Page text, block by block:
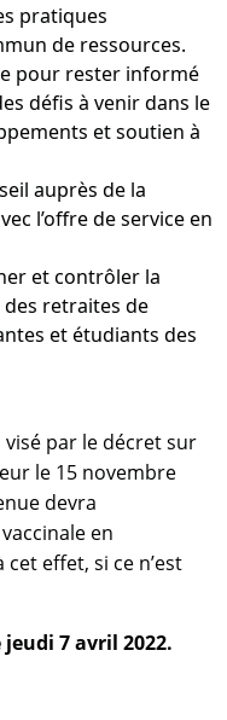
pratiques
de ressources.
pour rester informé
défis à venir dans le
et soutien à
auprès de la
l’offre de service en
et contrôler la
retraites de
et étudiants des
visé par le décret sur
le 15 novembre
devra
en
effet, si ce n’est
7 avril 2022.